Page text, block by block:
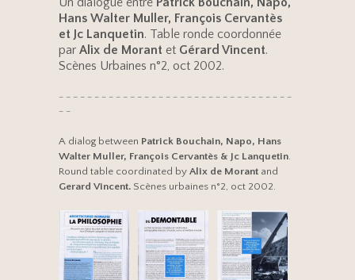
Hans Walter Muller, François Cervantès
et Jc Lanquetin. Table ronde coordonnée
par Alix de Morant et Gérard Vincent.
Scènes Urbaines n°2, oct 2002.
– – – – – – – – – – – – – – – – – – – – – – – – – – – – – – – – –
– –
A dialog between Patrick Bouchain, Napo, Hans
Walter Muller, François Cervantès & Jc Lanquetin.
Round table coordinated by Alix de Morant and
Gerard Vincent. Scènes urbaines n°2, oct 2002.